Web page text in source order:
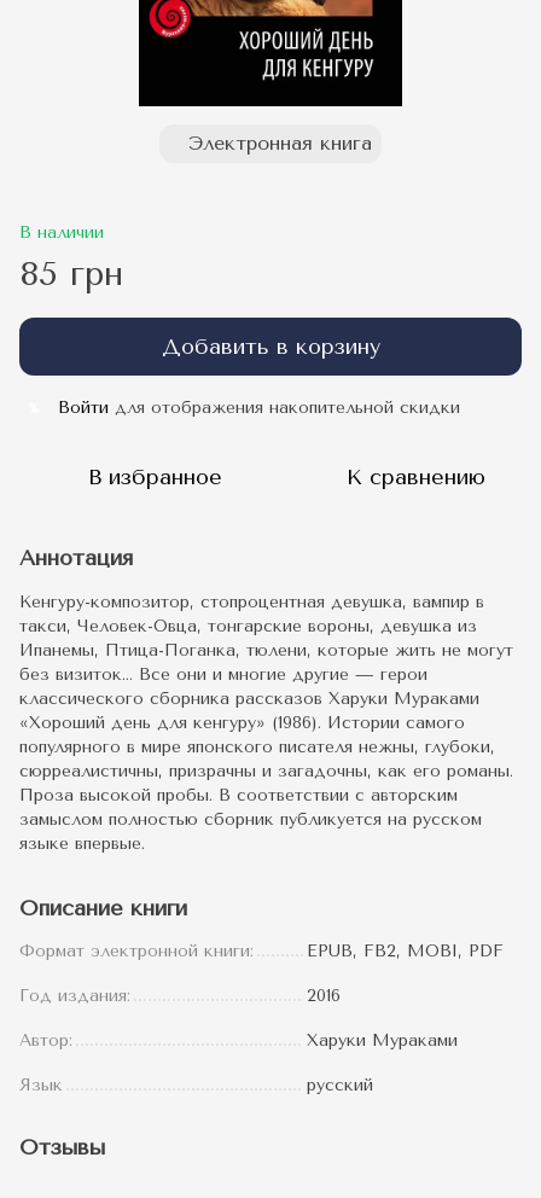
Электронная книга
В наличии
85 грн
Добавить в корзину
Войти для отображения накопительной скидки
В избранное К сравнению
Аннотация
Кенгуру-композитор, стопроцентная девушка, вампир в
такси, Человек-Овца, тонгарские вороны, девушка из
Ипанемы, Птица-Поганка, тюлени, которые жить не могут
без визиток… Все они и многие другие — герои
классического сборника рассказов Харуки Мураками
«Хороший день для кенгуру» (1986). Истории самого
популярного в мире японского писателя нежны, глубоки,
сюрреалистичны, призрачны и загадочны, как его романы.
Проза высокой пробы. В соответствии с авторским
замыслом полностью сборник публикуется на русском
языке впервые.
Описание книги
Формат электронной книги: EPUB, FB2, MOBI, PDF
Год издания: 2016
Автор: Харуки Мураками
Язык русский
Отзывы